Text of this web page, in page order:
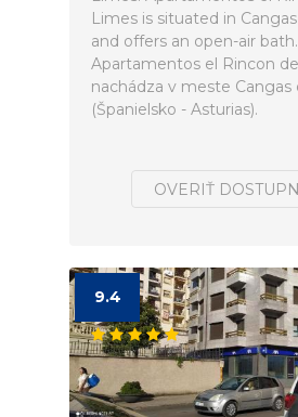
Limes is situated in
and offers an open-air
Apartamentos el Rincon
nachádza v meste Cangas
(Španielsko - Asturias).
OVERIŤ
9.4